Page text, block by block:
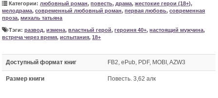
Категории: любовный роман,повесть, драма,жестокие герои (18+),
мелодрама,современный любовный роман,первая любовь,современная
проза,михаль татьяна
Тэги:развод,измена,властный герой,героиня 40+,настоящий мужчина,
встреча через время,испытания,18+
Доступный формат книг FB2, ePub, PDF, MOBI, AZW3
Размер книги Повесть. 3,62 алк